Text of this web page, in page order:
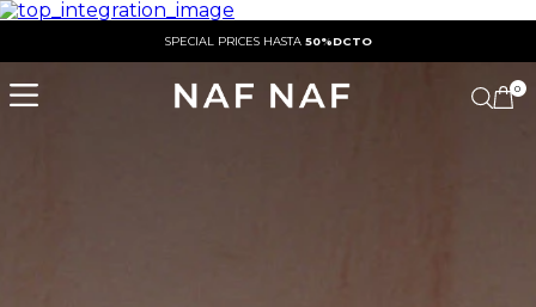
SPECIAL PRICES HASTA 50%DCTO
0